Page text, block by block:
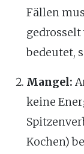
Fällen
bedeutet,
Mangel:
keine
Kochen)